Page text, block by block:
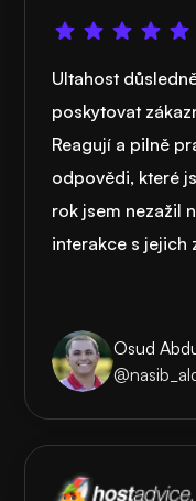
Ultahost
poskytovat
Reagují a pilně
odpovědi, které
rok jsem nezažil
interakce s jejich
Osud